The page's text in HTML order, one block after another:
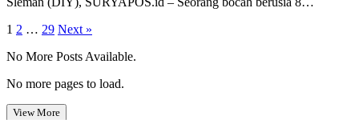
Posts
pagination
1 2 … 29 Next »
No More Posts Available.
No more pages to load.
View More